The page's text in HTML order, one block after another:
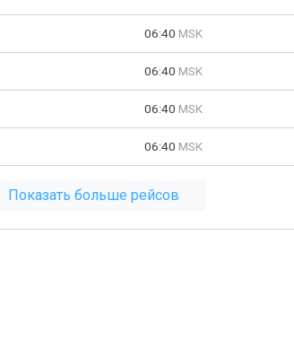
06:40 MSK
06:40 MSK
06:40 MSK
06:40 MSK
Показать больше рейсов